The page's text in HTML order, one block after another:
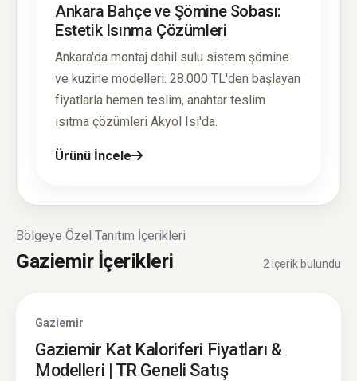
Ankara Bahçe ve Şömine Sobası:
Estetik Isınma Çözümleri
Ankara'da montaj dahil sulu sistem şömine
ve kuzine modelleri. 28.000 TL'den başlayan
fiyatlarla hemen teslim, anahtar teslim
ısıtma çözümleri Akyol Isı'da.
Ürünü İncele
Bölgeye Özel Tanıtım İçerikleri
Gaziemir İçerikleri 2 içerik bulundu
Gaziemir
Gaziemir Kat Kaloriferi Fiyatları &
Modelleri | TR Geneli Satış